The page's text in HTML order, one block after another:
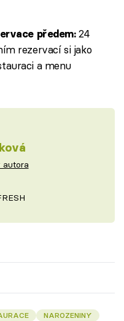
předem:24
rezervací si jako
a menu
autora
NAROZENINY